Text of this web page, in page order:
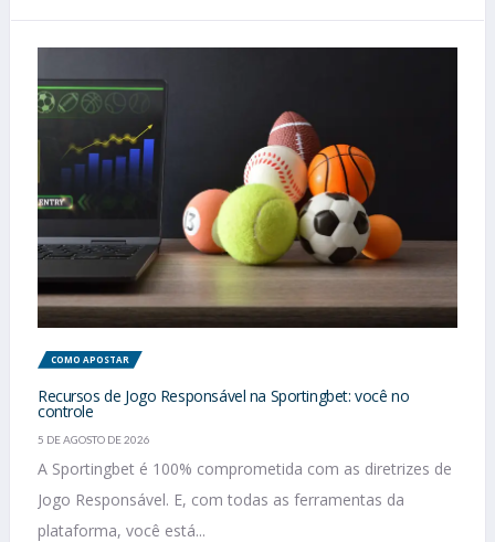
COMO APOSTAR
Recursos de Jogo Responsável na Sportingbet: você no
controle
5 DE AGOSTO DE 2026
A Sportingbet é 100% comprometida com as diretrizes de
Jogo Responsável. E, com todas as ferramentas da
plataforma, você está...